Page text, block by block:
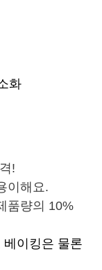
화
!
이해요.
품량의 10%
베이킹은 물론